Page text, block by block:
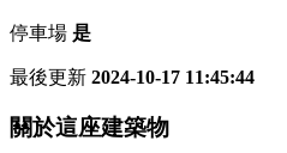
停車場 是
最後更新 2024-10-17 11:45:44
關於這座建築物